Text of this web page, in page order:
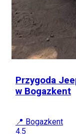
Przygoda
w Bogazkent
📍 Bogazkent
4.5